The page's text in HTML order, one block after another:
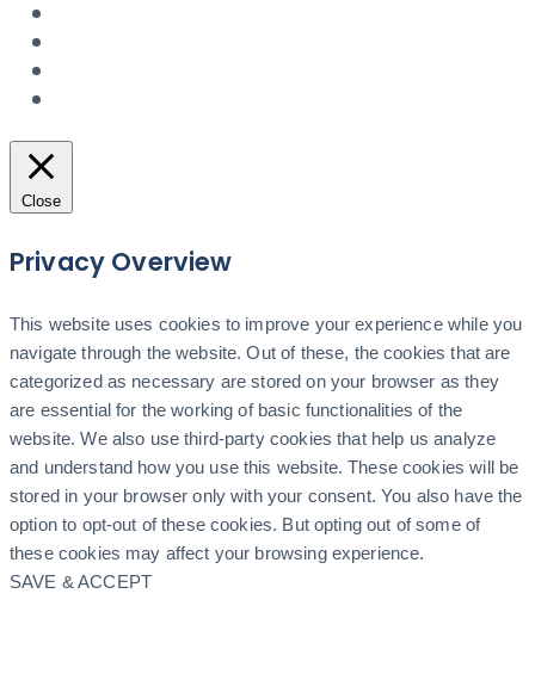
Close
Privacy Overview
This website uses cookies to improve your experience while you
navigate through the website. Out of these, the cookies that are
categorized as necessary are stored on your browser as they
are essential for the working of basic functionalities of the
website. We also use third-party cookies that help us analyze
and understand how you use this website. These cookies will be
stored in your browser only with your consent. You also have the
option to opt-out of these cookies. But opting out of some of
these cookies may affect your browsing experience.
SAVE & ACCEPT